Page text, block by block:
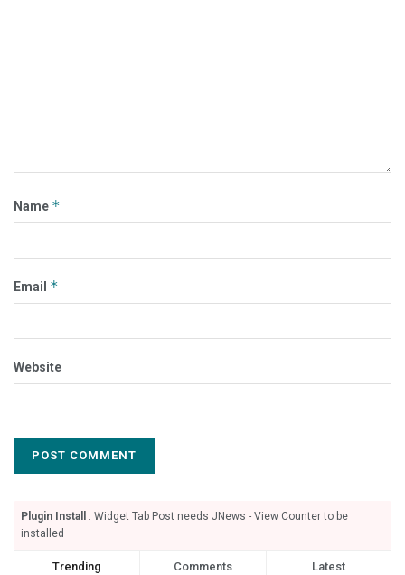
Name *
Email *
Website
Plugin Install
: Widget Tab Post needs JNews - View Counter to be
installed
Trending Comments Latest